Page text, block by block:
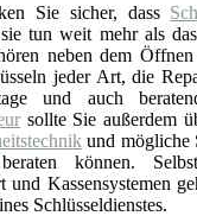
Sie sicher, dass
tun weit mehr als
neben dem
jeder Art, die
und auch
sollte Sie außerdem
und mögliche
können.
und Kassensystemen
Schlüsseldienstes.